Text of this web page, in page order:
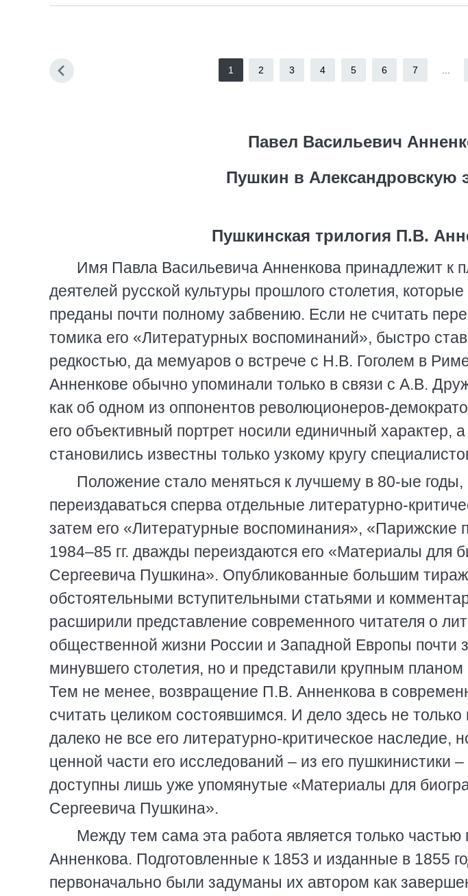
1 2 3 4 5 6 7
Павел Васильевич
Пушкин в Александровскую
Пушкинская трилогия П.В.
Имя Павла Васильевича Анненкова принадлежит к
деятелей русской культуры прошлого столетия,
преданы почти полному забвению. Если не считать
томика его «Литературных воспоминаний», быстро
редкостью, да мемуаров о встрече с Н.В. Гоголем в
Анненкове обычно упоминали только в связи с А.В.
как об одном из оппонентов революционеров-
его объективный портрет носили единичный характер, а
становились известны только узкому кругу
Положение стало меняться к лучшему в 80-ые годы,
переиздаваться сперва отдельные литературно-
затем его «Литературные воспоминания», «Парижские
1984–85 гг. дважды переиздаются его «Материалы для
Сергеевича Пушкина». Опубликованные большим
обстоятельными вступительными статьями и
расширили представление современного читателя о
общественной жизни России и Западной Европы почти
минувшего столетия, но и представили крупным планом
Тем не менее, возвращение П.В. Анненкова в
считать целиком состоявшимся. И дело здесь не
далеко не все его литературно-критическое наследие,
ценной части его исследований – из его пушкинистики
доступны лишь уже упомянутые «Материалы для
Сергеевича Пушкина».
Между тем сама эта работа является только
Анненкова. Подготовленные к 1853 и изданные в 1855
первоначально были задуманы их автором как